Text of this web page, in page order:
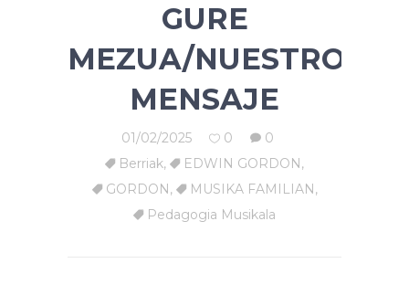
GURE
MEZUA/NUESTRO
MENSAJE
01/02/2025 0
0
Berriak, EDWIN GORDON,
GORDON, MUSIKA FAMILIAN,
Pedagogia Musikala